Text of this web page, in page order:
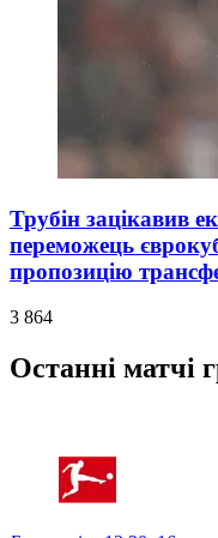
Трубін зацікавив
переможець
пропозицію
3 864
Останні матчі